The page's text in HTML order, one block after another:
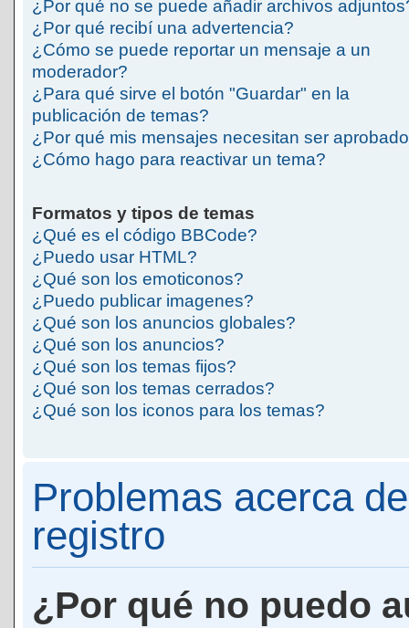
¿Por qué no se puede añadir archivos
¿Por qué recibí una advertencia?
¿Cómo se puede reportar un mensaje a un
moderador?
¿Para qué sirve el botón "Guardar" en la
publicación de temas?
¿Por qué mis mensajes necesitan ser
¿Cómo hago para reactivar un tema?
Formatos y tipos de temas
¿Qué es el código BBCode?
¿Puedo usar HTML?
¿Qué son los emoticonos?
¿Puedo publicar imagenes?
¿Qué son los anuncios globales?
¿Qué son los anuncios?
¿Qué son los temas fijos?
¿Qué son los temas cerrados?
¿Qué son los iconos para los temas?
Problemas acerca
registro
¿Por qué no puedo